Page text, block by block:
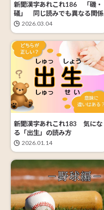
新聞漢字あれこれ186 「磯・
礒」 同じ読みでも異なる関係
2026.03.04
新聞漢字あれこれ183 気にな
る「出生」の読み方
2026.01.14